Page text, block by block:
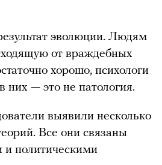
эволюции. Людям
от враждебных
хорошо, психологи
них — это не патология.
выявили несколько
Все они связаны
и политическими